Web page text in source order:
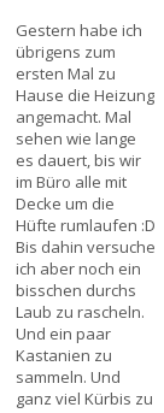
Gestern habe ich
übrigens zum
ersten Mal zu
Hause die Heizung
angemacht. Mal
sehen wie lange
es dauert, bis wir
im Büro alle mit
Decke um die
Hüfte rumlaufen :D
Bis dahin versuche
ich aber noch ein
bisschen durchs
Laub zu rascheln.
Und ein paar
Kastanien zu
sammeln. Und
ganz viel Kürbis zu